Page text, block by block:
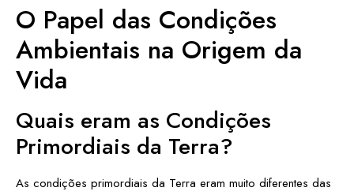
O Papel das Condições
Ambientais na Origem da
Vida
Quais eram as Condições
Primordiais da Terra?
As condições primordiais da Terra eram muito diferentes das